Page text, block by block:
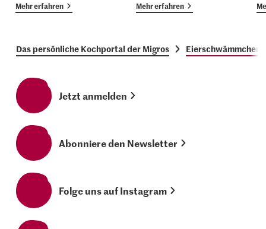
Mehr erfahren Mehr erfahren
Das persönliche Kochportal der Migros
Jetzt anmelden
Abonniere den Newsletter
Folge uns auf Instagram